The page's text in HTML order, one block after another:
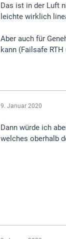
Das ist in der Luft
leichte wirklich
Aber auch für
kann (Failsafe RTH
9. Januar 2020
Dann würde ich
welches oberhalb